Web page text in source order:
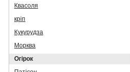
Квасоля
кріп
Кукурудза
Морква
Огірок